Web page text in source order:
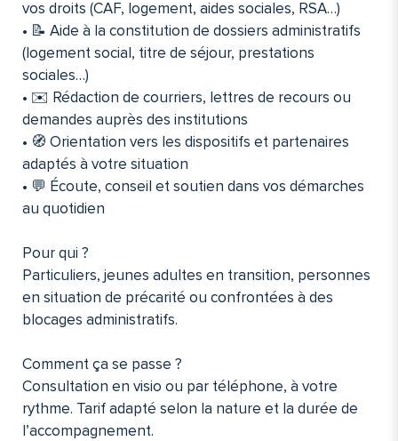
vos droits (CAF, logement, aides sociales, RSA…)
• 📝 Aide à la constitution de dossiers administratifs
(logement social, titre de séjour, prestations
sociales…)
• ✉️ Rédaction de courriers, lettres de recours ou
demandes auprès des institutions
• 🧭 Orientation vers les dispositifs et partenaires
adaptés à votre situation
• 💬 Écoute, conseil et soutien dans vos démarches
au quotidien
Pour qui ?
Particuliers, jeunes adultes en transition, personnes
en situation de précarité ou confrontées à des
blocages administratifs.
Comment ça se passe ?
Consultation en visio ou par téléphone, à votre
rythme. Tarif adapté selon la nature et la durée de
l’accompagnement.